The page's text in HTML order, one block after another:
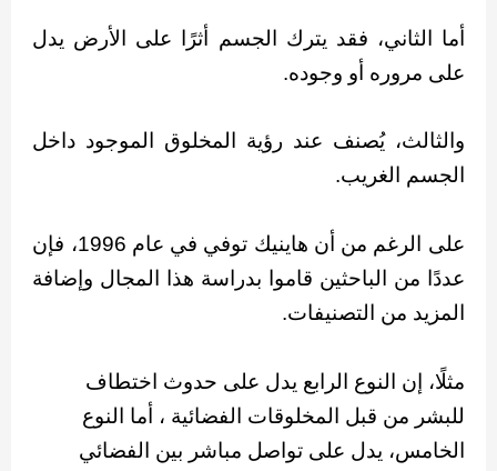
أما الثاني، فقد يترك الجسم أثرًا على الأرض يدل
على مروره أو وجوده.
والثالث، يُصنف عند رؤية المخلوق الموجود داخل
الجسم الغريب.
على الرغم من أن هاينيك توفي في عام 1996، فإن
عددًا من الباحثين قاموا بدراسة هذا المجال وإضافة
المزيد من التصنيفات.
مثلًا، إن النوع الرابع يدل على حدوث اختطاف
للبشر من قبل المخلوقات الفضائية ، أما النوع
الخامس، يدل على تواصل مباشر بين الفضائي